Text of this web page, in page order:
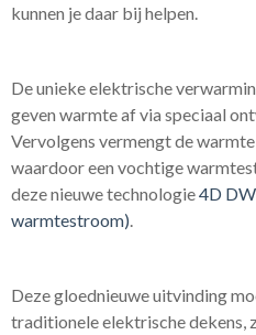
kunnen je daar bij helpen.
De unieke elektrische
geven warmte af via speciaal
Vervolgens vermengt de
waardoor een vochtige
deze nieuwe technologie4D
warmtestroom)
Deze gloednieuwe uitvinding
traditionele elektrische dekens,